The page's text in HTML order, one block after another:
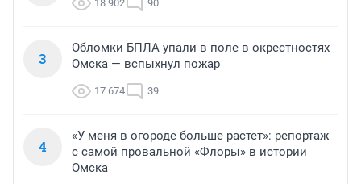
18 902 90
3
Обломки БПЛА упали в поле в окрестностях
Омска — вспыхнул пожар
17 674 39
4
«У меня в огороде больше растет»: репортаж
с самой провальной «Флоры» в истории
Омска